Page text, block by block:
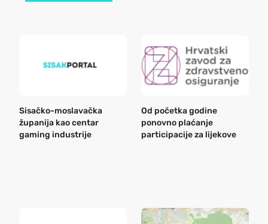
Sisačko-moslavačka
županija kao centar
gaming industrije
Od početka godine
ponovno plaćanje
participacije za lijekove